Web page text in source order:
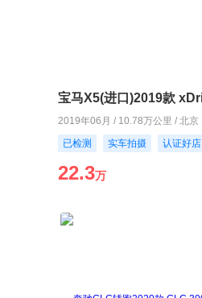
2019年06月 / 10.78万公里 / 北京
已检测
实车拍摄 认证好店
22.3万